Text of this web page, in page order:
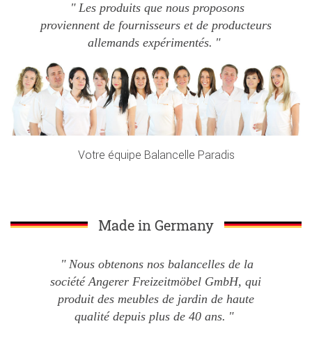
Les produits que nous proposons
proviennent de fournisseurs et de producteurs
allemands expérimentés.
Votre équipe Balancelle Paradis
Made in Germany
Nous obtenons nos balancelles de la
société Angerer Freizeitmöbel GmbH, qui
produit des meubles de jardin de haute
qualité depuis plus de 40 ans.